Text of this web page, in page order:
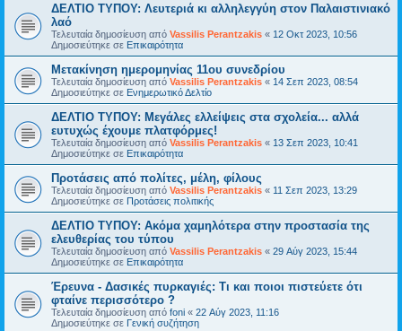
ΔΕΛΤΙΟ ΤΥΠΟΥ: Λευτεριά κι αλληλεγγύη στον Παλαιστινιακό
λαό
Τελευταία δημοσίευση από Vassilis Perantzakis « 12 Οκτ 2023, 10:56
Δημοσιεύτηκε σε Επικαιρότητα
Μετακίνηση ημερομηνίας 11ου συνεδρίου
Τελευταία δημοσίευση από Vassilis Perantzakis « 14 Σεπ 2023, 08:54
Δημοσιεύτηκε σε Ενημερωτικό Δελτίο
ΔΕΛΤΙΟ ΤΥΠΟΥ: Μεγάλες ελλείψεις στα σχολεία... αλλά
ευτυχώς έχουμε πλατφόρμες!
Τελευταία δημοσίευση από Vassilis Perantzakis « 13 Σεπ 2023, 10:41
Δημοσιεύτηκε σε Επικαιρότητα
Προτάσεις από πολίτες, μέλη, φίλους
Τελευταία δημοσίευση από Vassilis Perantzakis « 11 Σεπ 2023, 13:29
Δημοσιεύτηκε σε Προτάσεις πολιτικής
ΔΕΛΤΙΟ ΤΥΠΟΥ: Ακόμα χαμηλότερα στην προστασία της
ελευθερίας του τύπου
Τελευταία δημοσίευση από Vassilis Perantzakis « 29 Αύγ 2023, 15:44
Δημοσιεύτηκε σε Επικαιρότητα
Έρευνα - Δασικές πυρκαγιές: Τι και ποιοι πιστεύετε ότι
φταίνε περισσότερο ?
Τελευταία δημοσίευση από foni « 22 Αύγ 2023, 11:16
Δημοσιεύτηκε σε Γενική συζήτηση